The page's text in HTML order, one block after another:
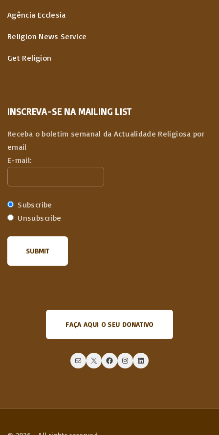
Agência Ecclesia
Religion News Service
Get Religion
INSCREVA-SE NA MAILING LIST
Receba o boletim semanal da Actualidade Religiosa por
email
E-mail:
Subscribe
Unsubscribe
FAÇA AQUI O SEU DONATIVO
Mail X Facebook Instagram LinkedIn